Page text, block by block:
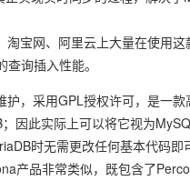
宝网、阿里云上大量在使用
询插入性能。
，采用GPL授权许可，是一
因此实际上可以将它视为
时无需更改任何基本代码即
产品非常类似，既包含了